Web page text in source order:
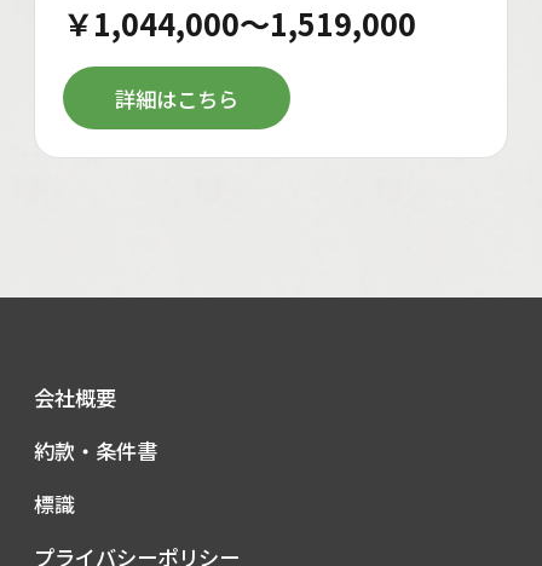
￥1,044,000～1,519,000
詳細はこちら
会社概要
約款・条件書
標識
プライバシーポリシー